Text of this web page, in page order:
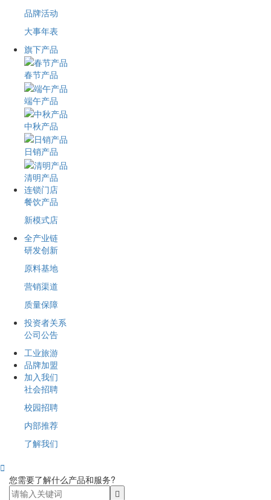
品牌活动
大事年表
旗下产品
春节产品
端午产品
中秋产品
日销产品
清明产品
连锁门店
餐饮产品
新模式店
全产业链
研发创新
原料基地
营销渠道
质量保障
投资者关系
公司公告
工业旅游
品牌加盟
加入我们
社会招聘
校园招聘
内部推荐
了解我们

您需要了解什么产品和服务?